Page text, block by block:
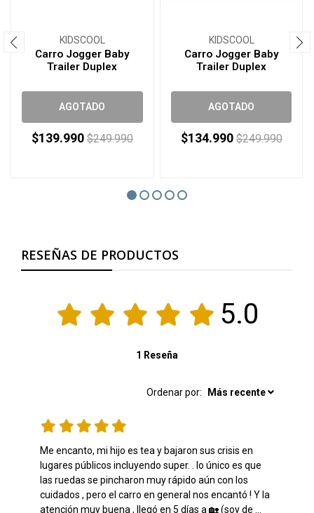
KIDSCOOL
Carro Jogger Baby
Trailer Duplex
AGOTADO
$139.990 $249.990
KIDSCOOL
Carro Jogger Baby
Trailer Duplex
AGOTADO
$134.990 $249.990
RESEÑAS DE PRODUCTOS
5.0
1 Reseña
Ordenar por: Más recente
Me encanto, mi hijo es tea y bajaron sus crisis en
lugares públicos incluyendo super. . lo único es que
las ruedas se pincharon muy rápido aún con los
cuidados , pero el carro en general nos encantó ! Y la
atención muy buena , llegó en 5 días a 🏡 (soy de